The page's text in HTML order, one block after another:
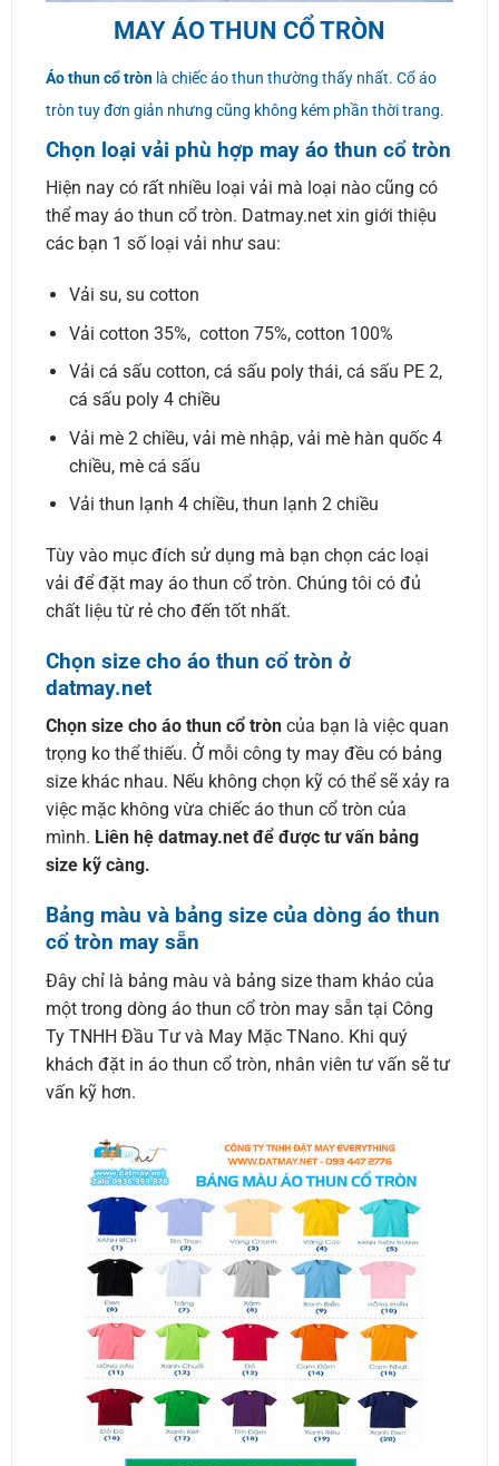
MAY ÁO THUN CỔ TRÒN
Áo thun cổ trònlà chiếc áo thun thường thấy nhất. Cổ áo
tròn tuy đơn giản nhưng cũng không kém phần thời trang.
Chọn loại vải phù hợp may áo thun cổ tròn
Hiện nay có rất nhiều loại vải mà loại nào cũng có
thể may áo thun cổ tròn. Datmay.net xin giới thiệu
các bạn 1 số loại vải như sau:
Vải su, su cotton
Vải cotton 35%, cotton 75%, cotton 100%
Vải cá sấu cotton, cá sấu poly thái, cá sấu PE 2,
cá sấu poly 4 chiều
Vải mè 2 chiều, vải mè nhập, vải mè hàn quốc 4
chiều, mè cá sấu
Vải thun lạnh 4 chiều, thun lạnh 2 chiều
Tùy vào mục đích sử dụng mà bạn chọn các loại
vải để đặt may áo thun cổ tròn. Chúng tôi có đủ
chất liệu từ rẻ cho đến tốt nhất.
Chọn size cho áo thun cổ tròn ở
datmay.net
Chọn size cho áo thun cổ tròn của bạn là việc quan
trọng ko thể thiếu. Ở mỗi công ty may đều có bảng
size khác nhau. Nếu không chọn kỹ có thể sẽ xảy ra
việc mặc không vừa chiếc áo thun cổ tròn của
mình. Liên hệ datmay.net để được tư vấn bảng
size kỹ càng.
Bảng màu và bảng size của dòng áo thun
cổ tròn may sẵn
Đây chỉ là bảng màu và bảng size tham khảo của
một trong dòng áo thun cổ tròn may sẵn tại Công
Ty TNHH Đầu Tư và May Mặc TNano. Khi quý
khách đặt in áo thun cổ tròn, nhân viên tư vấn sẽ tư
vấn kỹ hơn.